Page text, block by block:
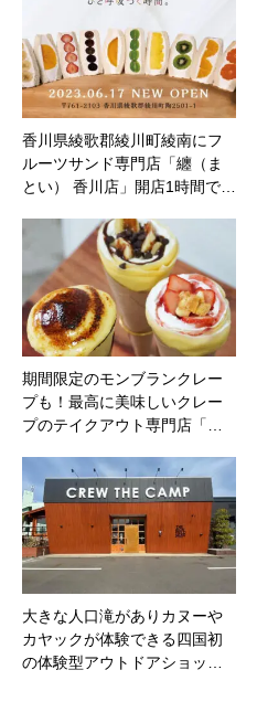
香川県綾歌郡綾川町綾南にフ
ルーツサンド専門店「纏（ま
とい） 香川店」開店1時間で…
期間限定のモンブランクレー
プも！最高に美味しいクレー
プのテイクアウト専門店「…
大きな人口滝がありカヌーや
カヤックが体験できる四国初
の体験型アウトドアショッ…